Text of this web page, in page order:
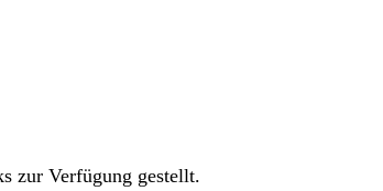
zur Verfügung gestellt.